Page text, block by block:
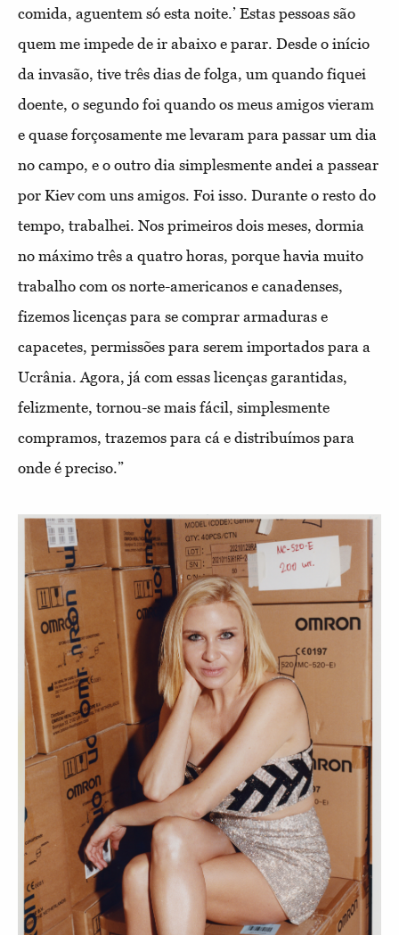
comida, aguentem só esta noite.’ Estas pessoas são
quem me impede de ir abaixo e parar. Desde o início
da invasão, tive três dias de folga, um quando fiquei
doente, o segundo foi quando os meus amigos vieram
e quase forçosamente me levaram para passar um dia
no campo, e o outro dia simplesmente andei a passear
por Kiev com uns amigos. Foi isso. Durante o resto do
tempo, trabalhei. Nos primeiros dois meses, dormia
no máximo três a quatro horas, porque havia muito
trabalho com os norte-americanos e canadenses,
fizemos licenças para se comprar armaduras e
capacetes, permissões para serem importados para a
Ucrânia. Agora, já com essas licenças garantidas,
felizmente, tornou-se mais fácil, simplesmente
compramos, trazemos para cá e distribuímos para
onde é preciso.”